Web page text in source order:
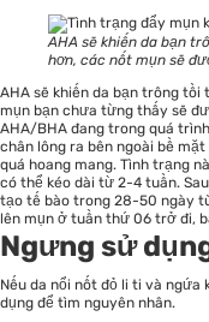
AHA sẽ khiến da bạn
hơn, các nốt mụn sẽ
AHA sẽ khiến da bạn trông tồi
mụn bạn chưa từng thấy sẽ
AHA/BHA đang trong quá
chân lông ra bên ngoài bề
quá hoang mang. Tình trạng
có thể kéo dài từ 2-4 tuần.
tạo tế bào trong 28-50 ngày
lên mụn ở tuần thứ 06 trở đi,
Ngưng sử
Nếu da nổi nốt đỏ li ti và ngứa
dụng để tìm nguyên nhân.